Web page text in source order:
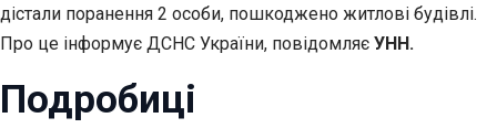
дістали поранення 2 особи, пошкоджено житлові будівлі.
Про це інформує ДСНС України, повідомляє УНН.
Подробиці